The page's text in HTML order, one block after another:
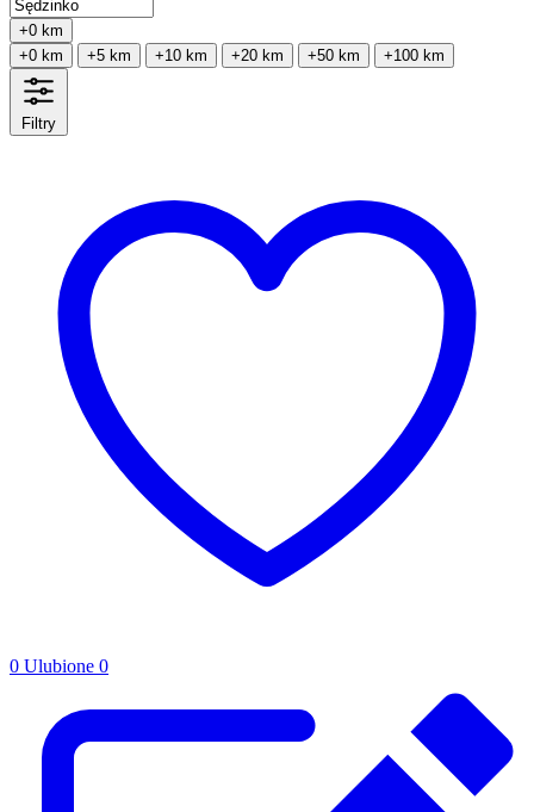
+0 km
+0 km
+5 km +10 km +20 km +50 km +100 km
Filtry
0 Ulubione 0